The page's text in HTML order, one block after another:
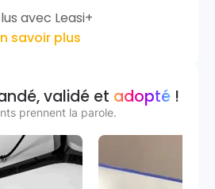
avec Leasi+
savoir plus
validé et adopté !
prennent la parole.